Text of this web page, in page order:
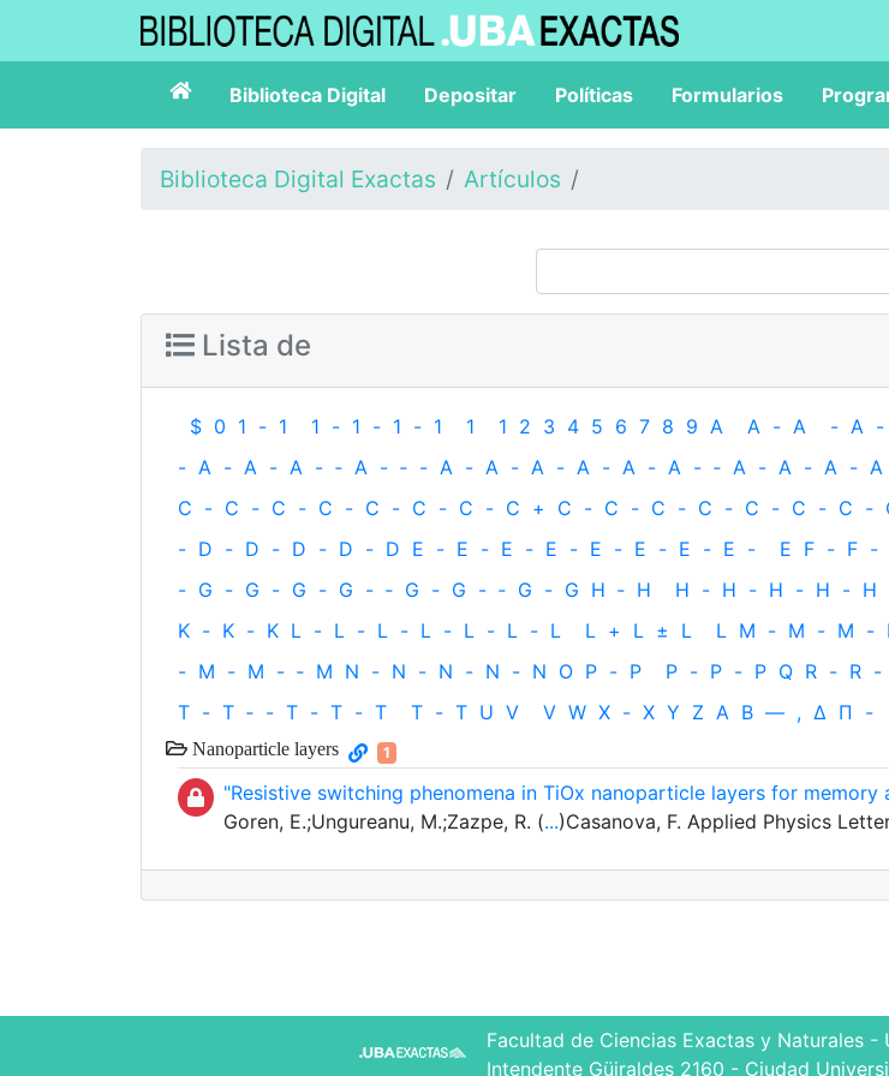
Biblioteca Digital Depositar Políticas Formularios
Biblioteca Digital Exactas Artículos
Lista de
$ 0 1 - 1 1 - 1 - 1 - 1 1 1 2 3 4 5 6 7 8 9 A A - A - A -
- A - A - A - ‐ A - ‐ - A - A - A - A - A - A - ‐ A - A - A - A
C - C - C - C - C - C - C - C + C - C - C - C - C - C - C -
- D - D - D - D - D E - E - E - E - E - E - E - E - E F - F -
- G - G - G - G - ‐ G - G - ‐ G - G H ‐ H H - H - H - H - H
K - K - K L - L - L - L - L - L - L L + L ± L L M - M - M -
- M - M - ‐ M N - N - N - N - N O P - P P - P - P Q R - R -
T - T ‐ - T - T - T T - T U V V W X - X Y Z Α Β — , Δ Π -
Nanoparticle layers 1
"Resistive switching phenomena in TiOx nanoparticle layers for memory
Goren, E.;Ungureanu, M.;Zazpe, R. (...)Casanova, F. Applied Physics
Facultad de Ciencias Exactas y Naturales
Intendente Güiraldes 2160 - Ciudad